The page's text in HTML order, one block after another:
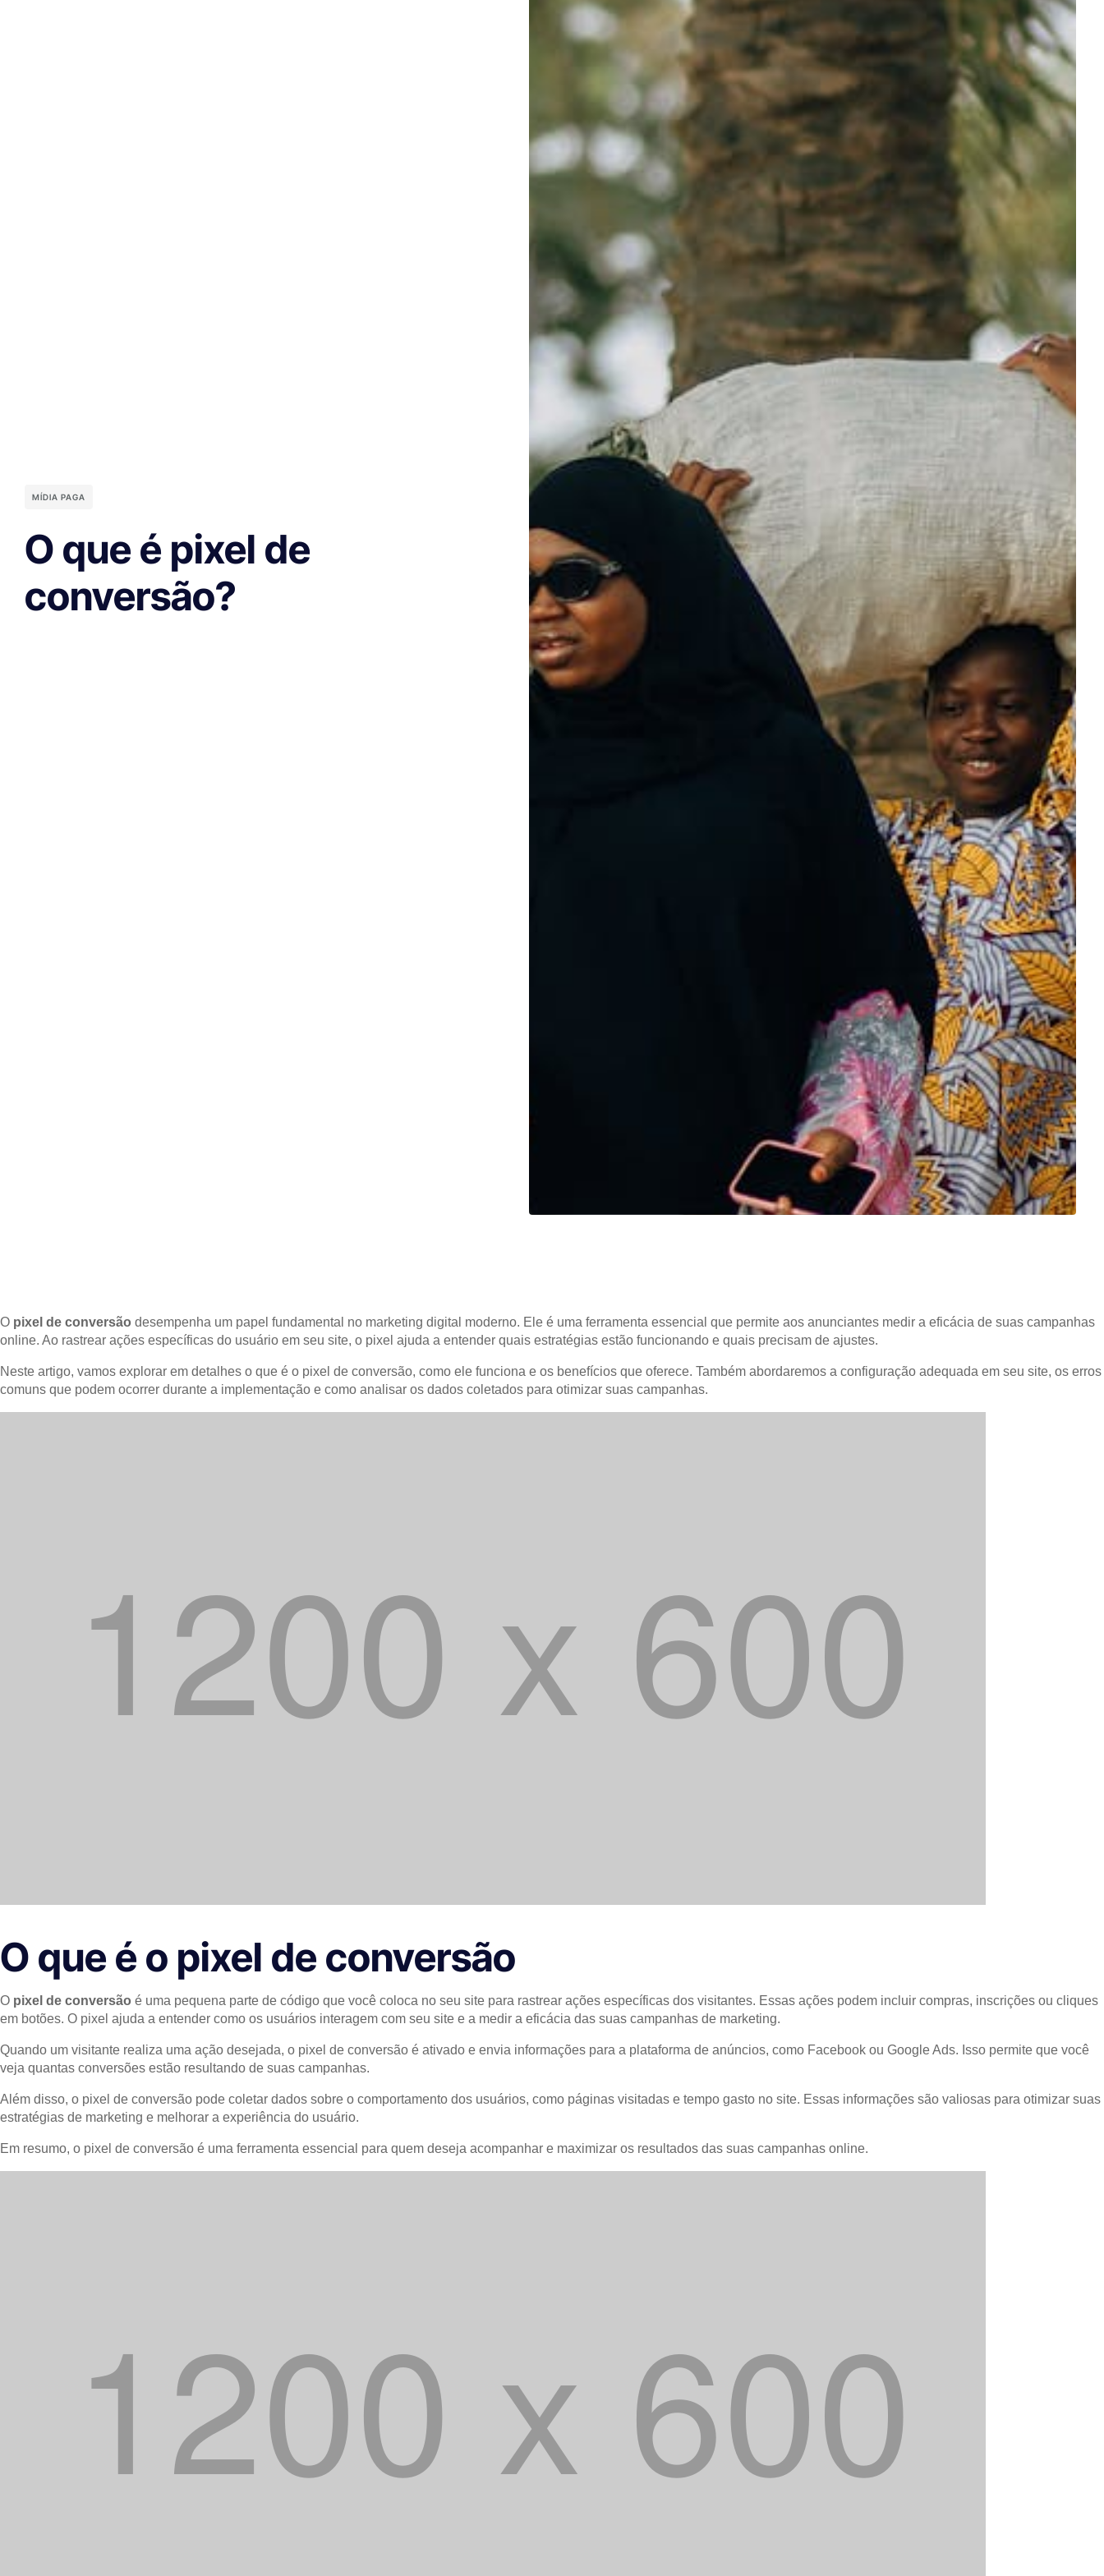
MÍDIA PAGA
O que é pixel de
conversão?
O pixel de conversão desempenha um papel fundamental no marketing digital moderno. Ele é uma ferramenta essencial que permite aos anunciantes medir a eficácia de suas campanhas
online. Ao rastrear ações específicas do usuário em seu site, o pixel ajuda a entender quais estratégias estão funcionando e quais precisam de ajustes.
Neste artigo, vamos explorar em detalhes o que é o pixel de conversão, como ele funciona e os benefícios que oferece. Também abordaremos a configuração adequada em seu site, os erros
comuns que podem ocorrer durante a implementação e como analisar os dados coletados para otimizar suas campanhas.
O que é o pixel de conversão
O pixel de conversão é uma pequena parte de código que você coloca no seu site para rastrear ações específicas dos visitantes. Essas ações podem incluir compras, inscrições ou cliques
em botões. O pixel ajuda a entender como os usuários interagem com seu site e a medir a eficácia das suas campanhas de marketing.
Quando um visitante realiza uma ação desejada, o pixel de conversão é ativado e envia informações para a plataforma de anúncios, como Facebook ou Google Ads. Isso permite que você
veja quantas conversões estão resultando de suas campanhas.
Além disso, o pixel de conversão pode coletar dados sobre o comportamento dos usuários, como páginas visitadas e tempo gasto no site. Essas informações são valiosas para otimizar suas
estratégias de marketing e melhorar a experiência do usuário.
Em resumo, o pixel de conversão é uma ferramenta essencial para quem deseja acompanhar e maximizar os resultados das suas campanhas online.